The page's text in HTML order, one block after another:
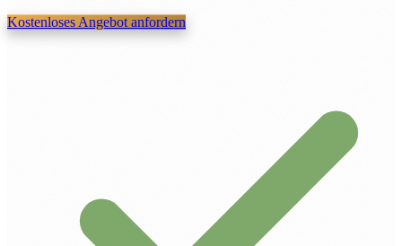
Kostenloses Angebot anfordern